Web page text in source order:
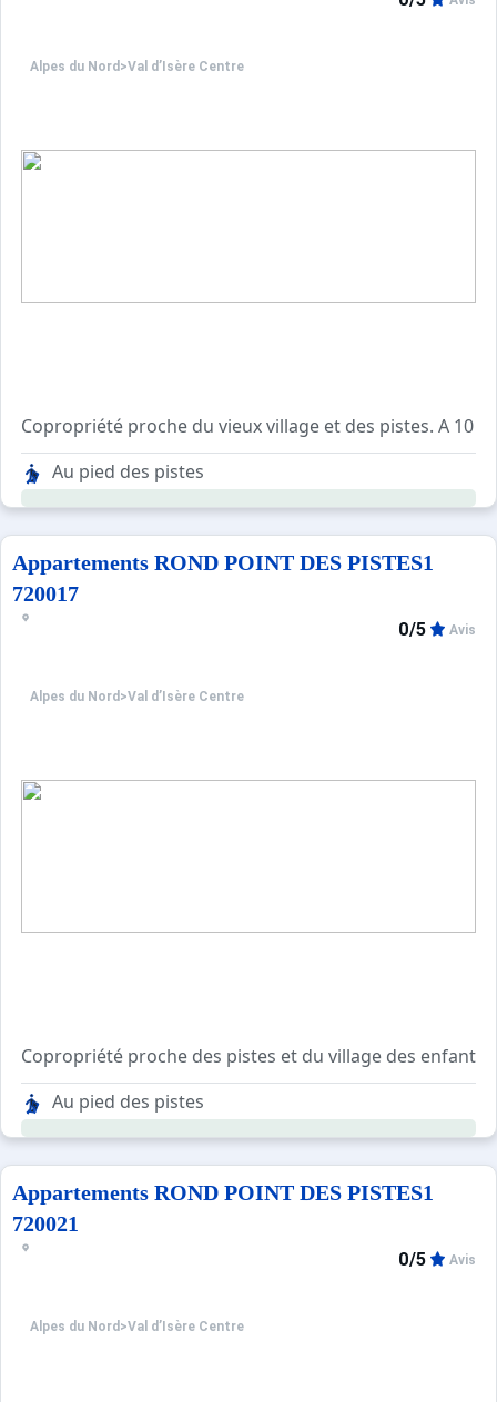
Alpes du Nord >Val d’Isère Centre
Copropriété proche du vieux village et des pistes. A 10
Résidence sans ascenseur.
Local à skis au rez-de-chaussée du bâtiment.
Containers municipaux situés en dehors de la résidence.
Navette gratuite à proximité de la résidence en
Au pied des pistes
Appartements ROND POINT DES PISTES1
720017
Alpes du Nord >Val d’Isère Centre
0/5 Avis
Copropriété proche des pistes et du village des
Superette SPAR au niveau du Rond Point des Pistes.
Résidence avec ascenseur, sécurisée avec digicode.
Local à skis et local poubelle au rez-de-chaussée du
Navette gratuite devant la résidence en direction de la
Parking payant de la face de Bellevarde a proximité de
Au pied des pistes
Appartements ROND POINT DES PISTES1
720021
Alpes du Nord >Val d’Isère Centre
0/5 Avis